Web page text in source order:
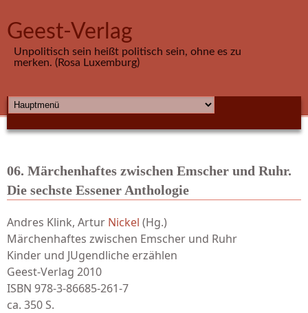
Geest-Verlag
Unpolitisch sein heißt politisch sein, ohne es zu
merken. (Rosa Luxemburg)
HAUPTMENÜ
06. Märchenhaftes zwischen Emscher und Ruhr.
Die sechste Essener Anthologie
Andres Klink, Artur Nickel (Hg.)
Märchenhaftes zwischen Emscher und Ruhr
Kinder und JUgendliche erzählen
Geest-Verlag 2010
ISBN 978-3-86685-261-7
ca. 350 S.